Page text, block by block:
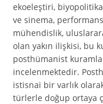
ekoeleştiri,
ve sinema,
mühendislik,
olan yakın ilişkisi, bu
posthümanist
incelenmektedir.
istisnai bir varlık
türlerle doğup ortaya